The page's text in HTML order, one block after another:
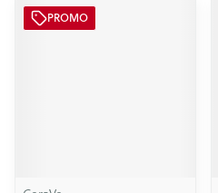
PROMO